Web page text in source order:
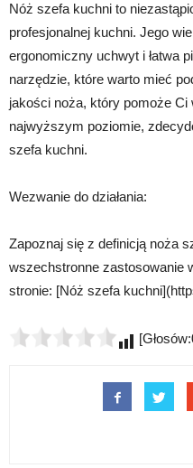
Nóż szefa kuchni to
profesjonalnej kuchni. Jego
ergonomiczny uchwyt i łatwa
narzędzie, które warto mieć
jakości noża, który pomoże
najwyższym poziomie,
szefa kuchni.
Wezwanie do działania:
Zapoznaj się z definicją noża
wszechstronne zastosowanie
stronie: [Nóż szefa